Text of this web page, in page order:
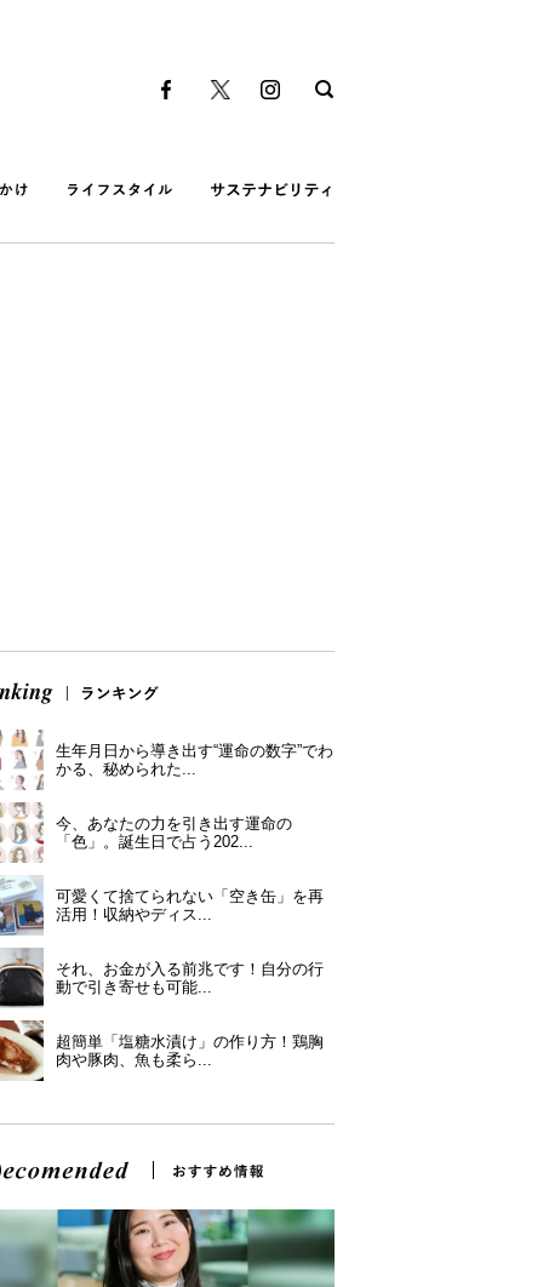
生年月日から導き出す“運命の数字”でわ
かる、秘められた...
今、あなたの力を引き出す運命の
「色」。誕生日で占う202...
可愛くて捨てられない「空き缶」を再
活用！収納やディス...
それ、お金が入る前兆です！自分の行
動で引き寄せも可能...
超簡単「塩糖水漬け」の作り方！鶏胸
肉や豚肉、魚も柔ら...